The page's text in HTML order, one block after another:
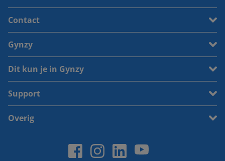
Contact
Gynzy
Dit kun je in Gynzy
Support
Overig